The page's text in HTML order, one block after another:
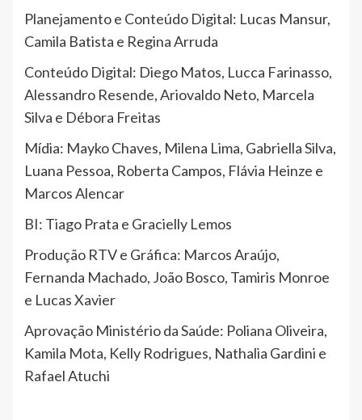
Planejamento e Conteúdo Digital: Lucas Mansur,
Camila Batista e Regina Arruda
Conteúdo Digital: Diego Matos, Lucca Farinasso,
Alessandro Resende, Ariovaldo Neto, Marcela
Silva e Débora Freitas
Mídia: Mayko Chaves, Milena Lima, Gabriella Silva,
Luana Pessoa, Roberta Campos, Flávia Heinze e
Marcos Alencar
BI: Tiago Prata e Gracielly Lemos
Produção RTV e Gráfica: Marcos Araújo,
Fernanda Machado, João Bosco, Tamiris Monroe
e Lucas Xavier
Aprovação Ministério da Saúde: Poliana Oliveira,
Kamila Mota, Kelly Rodrigues, Nathalia Gardini e
Rafael Atuchi